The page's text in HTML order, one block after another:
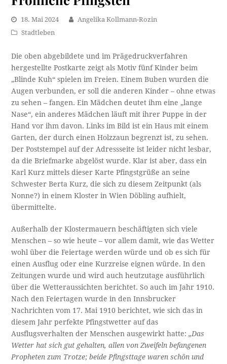
18. Mai 2024
Angelika Kollmann-Rozin
Stadtleben
Die oben abgebildete und im Prägedruckverfahren
hergestellte Postkarte zeigt als Motiv fünf Kinder beim
„Blinde Kuh“ spielen im Freien. Einem Buben wurden die
Augen verbunden, er soll die anderen Kinder – ohne etwas
zu sehen – fangen. Ein Mädchen deutet ihm eine „lange
Nase“, ein anderes Mädchen läuft mit ihrer Puppe in der
Hand vor ihm davon. Links im Bild ist ein Haus mit einem
Garten, der durch einen Holzzaun begrenzt ist, zu sehen.
Der Poststempel auf der Adressseite ist leider nicht lesbar,
da die Briefmarke abgelöst wurde. Klar ist aber, dass ein
Karl Kurz mittels dieser Karte Pfingstgrüße an seine
Schwester Berta Kurz, die sich zu diesem Zeitpunkt (als
Nonne?) in einem Kloster in Wien Döbling aufhielt,
übermittelte.
Außerhalb der Klostermauern beschäftigten sich viele
Menschen – so wie heute – vor allem damit, wie das Wetter
wohl über die Feiertage werden würde und ob es sich für
einen Ausflug oder eine Kurzreise eignen würde. In den
Zeitungen wurde und wird auch heutzutage ausführlich
über die Wetteraussichten berichtet. So auch im Jahr 1910.
Nach den Feiertagen wurde in den Innsbrucker
Nachrichten vom 17. Mai 1910 berichtet, wie sich das in
diesem Jahr perfekte Pfingstwetter auf das
Ausflugsverhalten der Menschen ausgewirkt hatte:„Das
Wetter hat sich gut gehalten, allen von Zweifeln befangenen
Propheten zum Trotze; beide Pfingsttage waren schön und